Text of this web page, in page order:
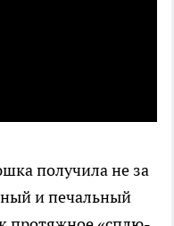
получила не за
и печальный